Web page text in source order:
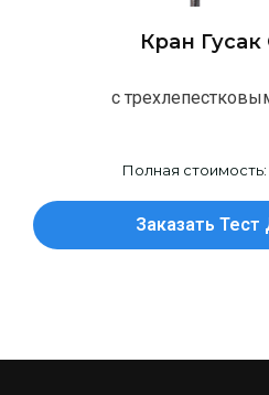
Кран Гусак
с
Полная стоимость:
Заказать Тест